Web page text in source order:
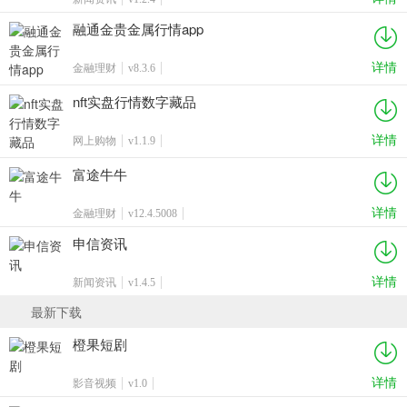
融通金贵金属行情app
金融理财 v8.3.6 详情
nft实盘行情数字藏品
网上购物 v1.1.9 详情
富途牛牛
金融理财 v12.4.5008 详情
申信资讯
新闻资讯 v1.4.5
详情
最新下载
橙果短剧
影音视频 v1.0 详情